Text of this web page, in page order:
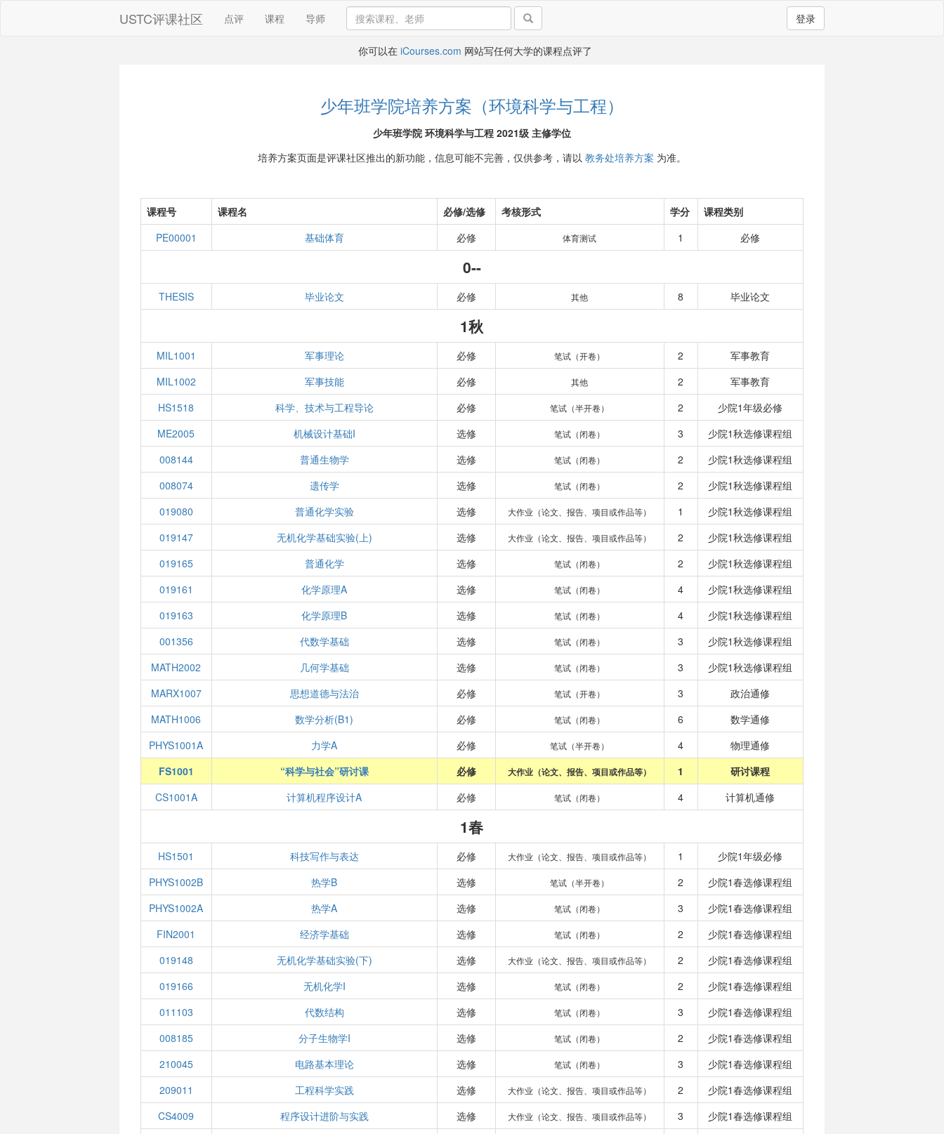
USTC评课社区 点评 课程 导师 登录
你可以在 iCourses.com 网站写任何大学的课程点评了
少年班学院培养方案（环境科学与工程）
少年班学院 环境科学与工程 2021级 主修学位
培养方案页面是评课社区推出的新功能，信息可能不完善，仅供参考，请以 教务处培养方案 为准。
课程号 课程名 必修/选修 考核形式 学分
课程类别
PE00001
基础体育 必修 体育测试 1 必修
0--
THESIS 毕业论文 必修 其他 8 毕业论文
1秋
MIL1001 军事理论 必修 笔试（开卷） 2
军事教育
MIL1002
军事技能 必修 其他 2
军事教育
HS1518
科学、技术与工程导论 必修 笔试（半开卷） 2
少院1年级必修
ME2005
机械设计基础I 选修 笔试（闭卷） 3
少院1秋选修课程组
008144
普通生物学 选修 笔试（闭卷） 2
少院1秋选修课程组
008074
遗传学 选修 笔试（闭卷） 2
少院1秋选修课程组
019080
普通化学实验 选修 大作业（论文、报告、项目或作品等） 1
少院1秋选修课程组
019147
无机化学基础实验(上) 选修 大作业（论文、报告、项目或作品等） 2
少院1秋选修课程组
019165
普通化学 选修 笔试（闭卷） 2
少院1秋选修课程组
019161
化学原理A 选修 笔试（闭卷） 4
少院1秋选修课程组
019163
化学原理B 选修 笔试（闭卷） 4
少院1秋选修课程组
001356
代数学基础 选修 笔试（闭卷） 3
少院1秋选修课程组
MATH2002
几何学基础 选修 笔试（闭卷） 3
少院1秋选修课程组
MARX1007
思想道德与法治 必修 笔试（开卷） 3
政治通修
MATH1006
数学分析(B1) 必修 笔试（闭卷） 6
数学通修
PHYS1001A
力学A 必修 笔试（半开卷） 4
物理通修
FS1001
“科学与社会”研讨课 必修 大作业（论文、报告、项目或作品等） 1
研讨课程
CS1001A
计算机程序设计A 必修 笔试（闭卷） 4 计算机通修
1春
HS1501 科技写作与表达 必修 大作业（论文、报告、项目或作品等） 1
少院1年级必修
PHYS1002B
热学B 选修 笔试（半开卷） 2
少院1春选修课程组
PHYS1002A
热学A 选修 笔试（闭卷） 3
少院1春选修课程组
FIN2001
经济学基础 选修 笔试（闭卷） 2
少院1春选修课程组
019148
无机化学基础实验(下) 选修 大作业（论文、报告、项目或作品等） 2
少院1春选修课程组
019166
无机化学I 选修 笔试（闭卷） 2
少院1春选修课程组
011103
代数结构 选修 笔试（闭卷） 3
少院1春选修课程组
008185
分子生物学I 选修 笔试（闭卷） 2
少院1春选修课程组
210045
电路基本理论 选修 笔试（闭卷） 3
少院1春选修课程组
209011
工程科学实践 选修 大作业（论文、报告、项目或作品等） 2
少院1春选修课程组
CS4009
程序设计进阶与实践 选修 大作业（论文、报告、项目或作品等） 3
少院1春选修课程组